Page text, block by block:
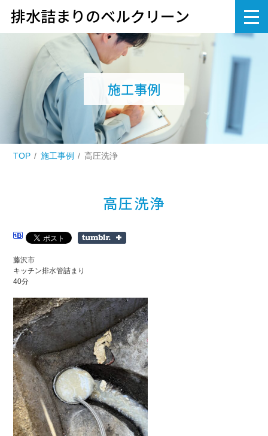
排水詰まりのベルクリーン
施工事例
TOP 施工事例 高圧洗浄
高圧洗浄
藤沢市
キッチン排水管詰まり
40分